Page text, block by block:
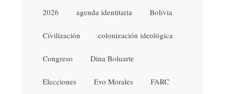
2026 agenda identitaria Bolivia
Civilización colonización ideológica
Congreso Dina Boluarte
Elecciones Evo Morales FARC